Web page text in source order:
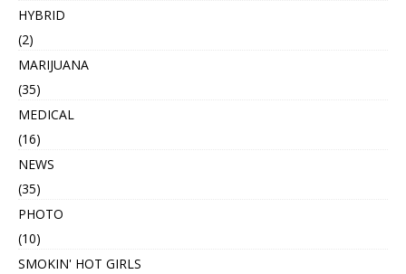
HYBRID
(2)
MARIJUANA
(35)
MEDICAL
(16)
NEWS
(35)
PHOTO
(10)
SMOKIN' HOT GIRLS